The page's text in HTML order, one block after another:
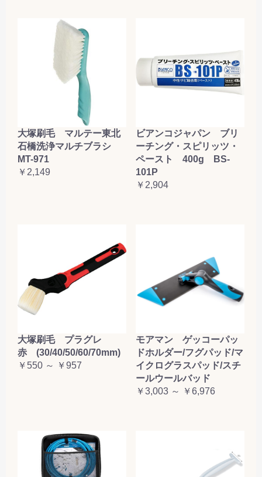
大塚刷毛 マルテー東北
石橋洗浄マルチブラシ
MT-971
￥2,149
ビアンコジャパン ブリ
ーチング・スピリッツ・
ペースト 400g BS-
101P
￥2,904
大塚刷毛 プラグレ
赤 (30/40/50/60/70mm)
￥550 ～ ￥957
モアマン ゲッコーパッ
ドホルダー/フグパッド/マ
イクログラスパッド/スチ
ールウールバッド
￥3,003 ～ ￥6,976